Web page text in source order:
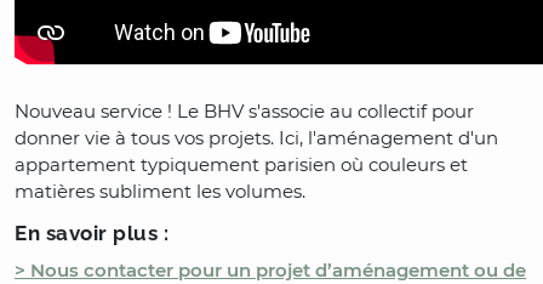
Nouveau service ! Le BHV s'associe au collectif pour
donner vie à tous vos projets. Ici, l'aménagement d'un
appartement typiquement parisien où couleurs et
matières subliment les volumes.
En savoir plus :
> Nous contacter pour un projet d’aménagement ou de